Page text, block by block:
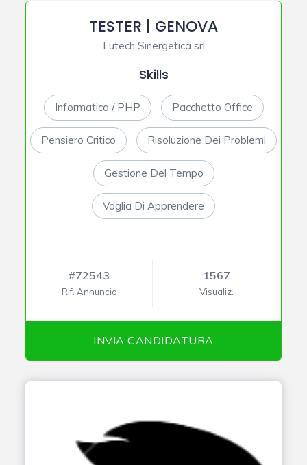
TESTER | GENOVA
Lutech Sinergetica srl
Skills
Informatica / PHP Pacchetto Office
Pensiero Critico Risoluzione Dei Problemi
Gestione Del Tempo
Voglia Di Apprendere
#72543
Rif. Annuncio
1567
Visualiz.
INVIA CANDIDATURA